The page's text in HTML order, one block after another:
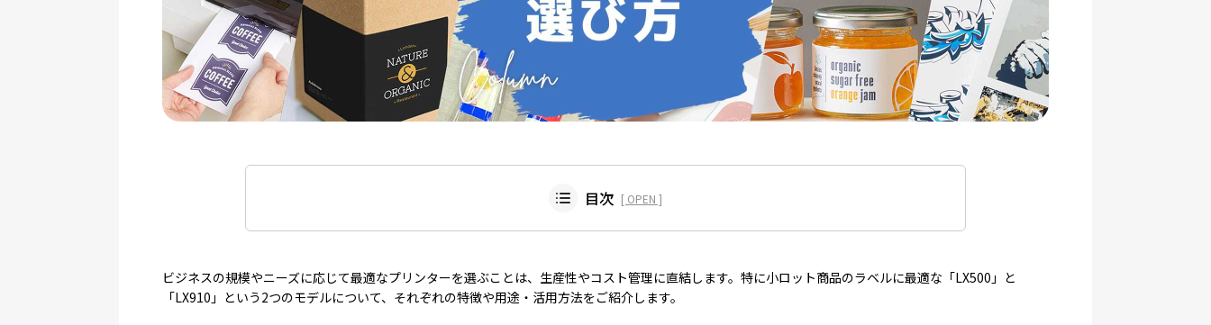
目次 OPEN
LX500の消耗品
ビジネスの規模やニーズに応じて最適なプリンターを選ぶことは、生産性やコスト管理に直結します。特に小ロット商品のラベルに最適な「LX500」と
「LX910」という2つのモデルについて、それぞれの特徴や用途・活用方法をご紹介します。